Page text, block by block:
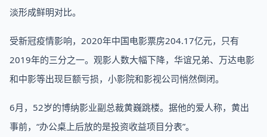
淡形成鲜明对比。
受新冠疫情影响，2020年中国电影票房204.17亿元，只有
2019年的三分之一。观影人数大幅下降，华谊兄弟、万达电影
和中影等出现巨额亏损，小影院和影视公司悄然倒闭。
6月，52岁的博纳影业副总裁黄巍跳楼。据他的爱人称，黄出
事前，“办公桌上后放的是投资收益项目分表”。